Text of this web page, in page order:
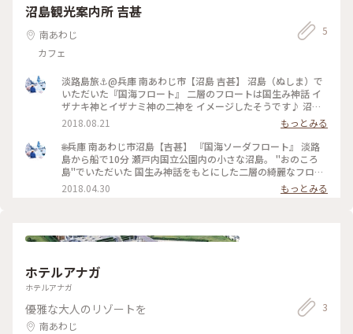
沼島観光案内所 吉甚
南あわじ
カフェ
5
淡路島旅⚓︎@兵庫 南あわじ市【沼島 吉甚】 沼島（ぬしま）で
いただいた『国海フロート』 二層のフロートは国生み神話 イ
ザナキ神とイザナミ神の二神を イメージしたそうです♪ 沼島
の海の色もこんな色💙 この日は暑かったので、歩いた後に ス
ッキリと美味しかった😋！ . 島へ降り、歩いていると…島の方
が 沼島初めて？じゃあ吉甚行くといいよ〜♪ なんて話しかけ
てくださって。 嬉しい美味しい出会いでした😊 観光案内所で
もあり軽食やお土産など 沼島のことも沢山教えてくれます^ ^
吉甚HPには国生み神話や沼島のことについても詳しく書いて
ありますよ☺︎ . . #兵庫#淡路島#南あわじ#沼島#吉甚#海街さん
2018.08.21
もっとみる
🌐兵庫 南あわじ市沼島【吉甚】 『国海ソーダフロート』 淡路
島から船で10分 瀬戸内国立公園内の小さな沼島。 "おのころ
島"でいただいた 国生み神話をもとにした二層の綺麗なフロー
トは イザナギ神とイザナミ神の二神をイメージしたそう♪ 沼
島の海の色もこんな色💙 この日は暑かったので、 歩いた後に
えてくれます^ ^ 島に着いたらまず寄ってみるといいかもです
2018.04.30 もっとみる
ホテルアナガ
ホテルアナガ
優雅な大人のリゾートを
南あわじ
3